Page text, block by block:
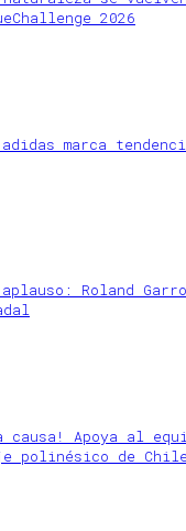
2026
adidas marca
Roland
causa! Apoya al
polinésico de